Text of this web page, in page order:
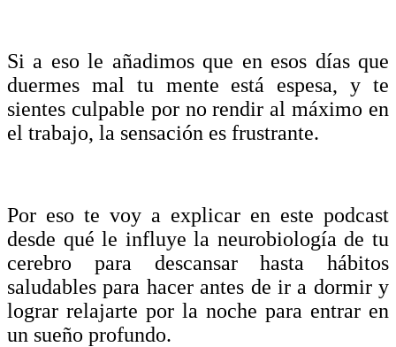
Si a eso le añadimos que en esos días que
duermes mal tu mente está espesa, y te
sientes culpable por no rendir al máximo en
el trabajo, la sensación es frustrante.
Por eso te voy a explicar en este podcast
desde qué le influye la neurobiología de tu
cerebro para descansar hasta hábitos
saludables para hacer antes de ir a dormir y
lograr relajarte por la noche para entrar en
un sueño profundo.